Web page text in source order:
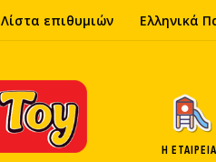
Λίστα επιθυμιών Ελληνικά
Η ΕΤΑΙΡΕΊΑ